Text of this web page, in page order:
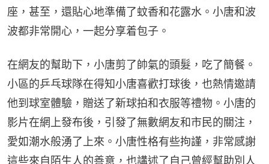
座，甚至，還貼心地準備了蚊香和花露水。小唐和波
波都非常開心，一起分享着包子。
在網友的幫助下，小唐剪了帥氣的頭髮，吃了簡餐。
小區的乒乓球隊在得知小唐喜歡打球後，也熱情邀請
他到球室體驗，贈送了新球拍和衣服等禮物。小唐的
影片在網上發布後，引發了無數網友和市民的關注，
愛如潮水般湧了上來。小唐性格有些拘謹，非常感謝
這些來自陌生人的善意，也講述了自己曾經幫助別人